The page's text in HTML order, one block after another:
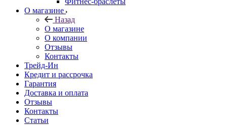
О магазине
Назад
О магазине
О компании
Отзывы
Контакты
Трейд-Ин
Кредит и рассрочка
Гарантия
Доставка и оплата
Отзывы
Контакты
Статьи